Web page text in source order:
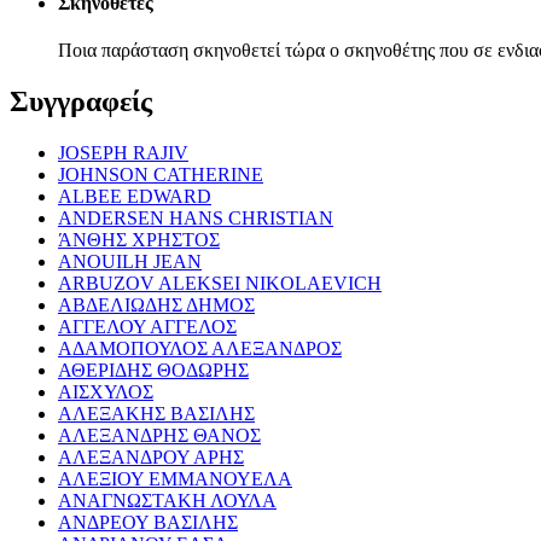
Ποια παράσταση σκηνοθετεί τώρα ο σκηνοθέτης που σε
Συγγραφείς
JOSEPH RAJIV
JOHNSON CATHERINE
ALBEE EDWARD
ANDERSEN HANS CHRISTIAN
ΆΝΘΗΣ ΧΡΗΣΤΟΣ
ANOUILH JEAN
ARBUZOV ALEKSEI NIKOLAEVICH
ΑΒΔΕΛΙΩΔΗΣ ΔΗΜΟΣ
ΑΓΓΕΛΟΥ ΑΓΓΕΛΟΣ
ΑΔΑΜΟΠΟΥΛΟΣ ΑΛΕΞΑΝΔΡΟΣ
ΑΘΕΡΙΔΗΣ ΘΟΔΩΡΗΣ
ΑΙΣΧΥΛΟΣ
ΑΛΕΞΑΚΗΣ ΒΑΣΙΛΗΣ
ΑΛΕΞΑΝΔΡΗΣ ΘΑΝΟΣ
ΑΛΕΞΑΝΔΡΟΥ ΑΡΗΣ
ΑΛΕΞΙΟΥ ΕΜΜΑΝΟΥΕΛΑ
ΑΝΑΓΝΩΣΤΑΚΗ ΛΟΥΛΑ
ΑΝΔΡΕΟΥ ΒΑΣΙΛΗΣ